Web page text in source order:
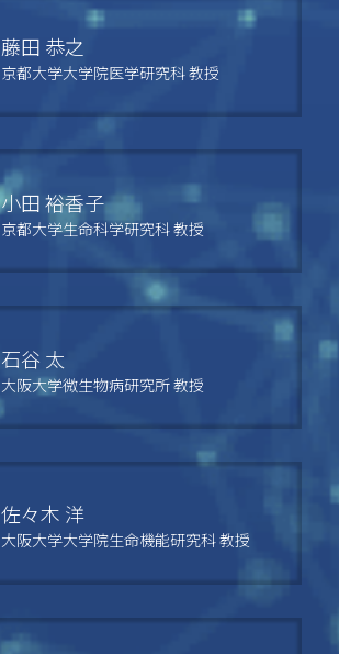
藤田 恭之
京都大学大学院医学研究科 教授
小田 裕香子
京都大学生命科学研究科 教授
石谷 太
大阪大学微生物病研究所 教授
佐々木 洋
大阪大学大学院生命機能研究科 教授